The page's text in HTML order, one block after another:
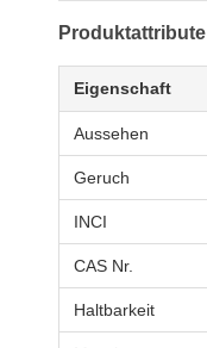
Produktattribute
Eigenschaft
Aussehen
Geruch
INCI
CAS Nr.
Haltbarkeit